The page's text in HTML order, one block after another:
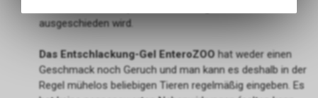
ausgeschieden wird.
Das Entschlackung-Gel EnteroZOO hat weder einen
Geschmack noch Geruch und man kann es deshalb in der
Regel mühelos beliebigen Tieren regelmäßig eingeben. Es
des Warenkorbs, zu
dass die gespeicherten Daten
keinerlei Rückschlüsse auf Ihre
persönlichen Informationen
zulassen.